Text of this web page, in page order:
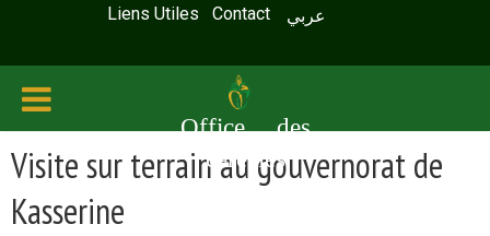
Liens Utiles Contact عربي
Office des
céréales
Visite sur terrain au gouvernorat de
Kasserine